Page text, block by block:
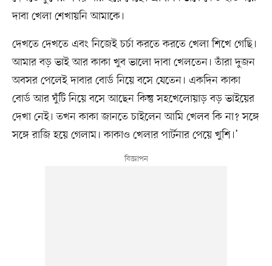
দাবা খেলা শেখায়নি আমাকে।
দেখতে দেখতে এবং নিজেই চর্চা করতে করতে খেলা শিখে গেছি।
আমার বড় ভাই আর কাকা খুব ভালো দাবা খেলতেন। তাঁরা দুজন
অবসর পেলেই দাবার বোর্ড নিয়ে বসে যেতেন। একদিন কাকা
বোর্ড আর ঘুঁটি নিয়ে বসে আছেন কিন্তু সহখেলোয়াড় বড় ভাইয়ের
দেখা নেই। তখন কাকা জানতে চাইলেন আমি খেলব কি না? সঙ্গে
সঙ্গে রাজি হয়ে গেলাম। কাকাও খেলার পার্টনার পেয়ে খুশি।’